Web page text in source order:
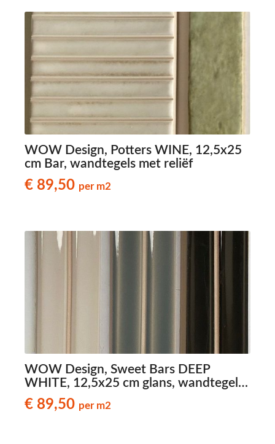
WOW Design, Potters WINE, 12,5x25
cm Bar, wandtegels met reliëf
€ 89,50 per m2
WOW Design, Sweet Bars DEEP
WHITE, 12,5x25 cm glans, wandtegels
met reliëf
€ 89,50 per m2